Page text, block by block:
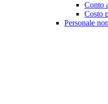
Conto
Costo
Personale